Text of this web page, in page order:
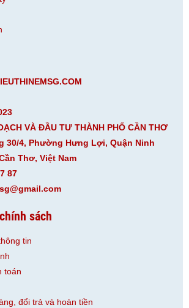
VÀ ĐẦU TƯ THÀNH PHỐ CẦN THƠ
30/4, Phường Hưng Lợi, Quận Ninh
Thơ, Việt Nam
87
sách
tin
toán
đổi trả và hoàn tiền